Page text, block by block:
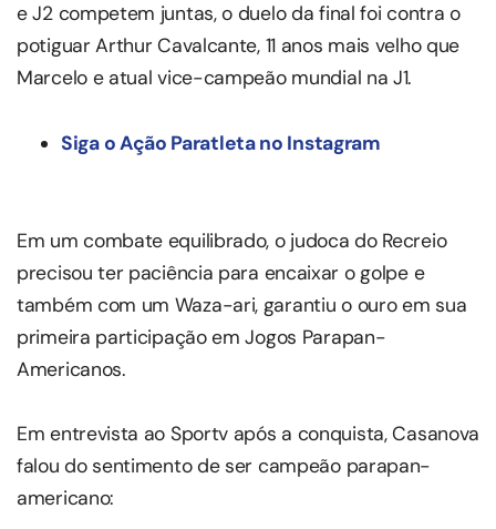
e J2 competem juntas, o duelo da final foi contra o
potiguar Arthur Cavalcante, 11 anos mais velho que
Marcelo e atual vice-campeão mundial na J1.
Siga o Ação Paratleta no Instagram
Em um combate equilibrado, o judoca do Recreio
precisou ter paciência para encaixar o golpe e
também com um Waza-ari, garantiu o ouro em sua
primeira participação em Jogos Parapan-
Americanos.
Em entrevista ao Sportv após a conquista, Casanova
falou do sentimento de ser campeão parapan-
americano: